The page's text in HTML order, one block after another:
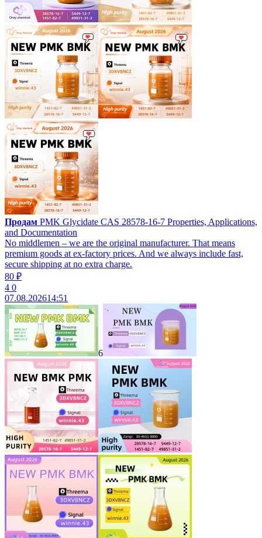
Продам PMK Glycidate CAS 28578-16-7 Properties, Applications,
and Documentation
No middlemen – we are the original manufacturer. That means
premium goods at ex‑factory prices. And we always include fast,
secure shipping at no extra charge.
80 ₽
4 0
07.08.202614:51
6